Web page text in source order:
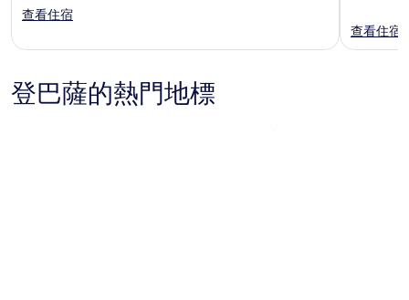
查看住宿
查看住宿
登巴薩的熱門地標